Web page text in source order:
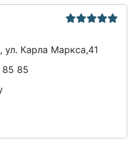
ул. Карла Маркса,41
85 85